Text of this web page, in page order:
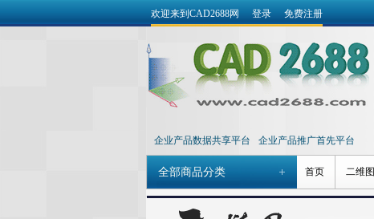
欢迎来到CAD2688网 登录 免费注册
企业产品数据共享平台 企业产品推广首先平台
全部商品分类 首页 二维图